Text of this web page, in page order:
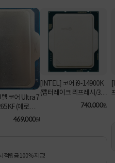
텔 코어 Ultra 7
(애로우
30MB/쿨
469,000원
[INTEL] 코어 i9-14900K
(랩터레이크 리프레시/3.2
GHz/36MB/쿨러 미포함)
740,000원
적립금 100% 지급!